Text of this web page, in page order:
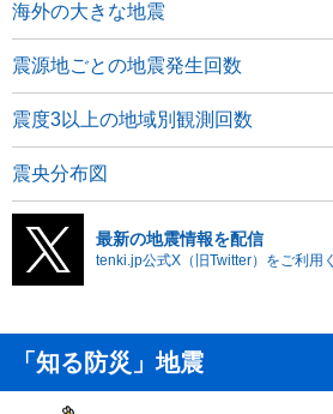
海外の大きな地震
震源地ごとの地震発生回数
震度3以上の地域別観測回数
震央分布図
最新の地震情報を配信
tenki.jp公式X（旧Twitter）をご利用
「知る防災」地震